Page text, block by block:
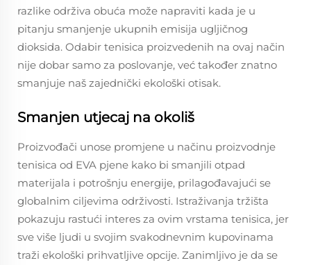
razlike održiva obuća može napraviti kada je u
pitanju smanjenje ukupnih emisija ugljičnog
dioksida. Odabir tenisica proizvedenih na ovaj način
nije dobar samo za poslovanje, već također znatno
smanjuje naš zajednički ekološki otisak.
Smanjen utjecaj na okoliš
Proizvođači unose promjene u načinu proizvodnje
tenisica od EVA pjene kako bi smanjili otpad
materijala i potrošnju energije, prilagođavajući se
globalnim ciljevima održivosti. Istraživanja tržišta
pokazuju rastući interes za ovim vrstama tenisica, jer
sve više ljudi u svojim svakodnevnim kupovinama
traži ekološki prihvatljive opcije. Zanimljivo je da se